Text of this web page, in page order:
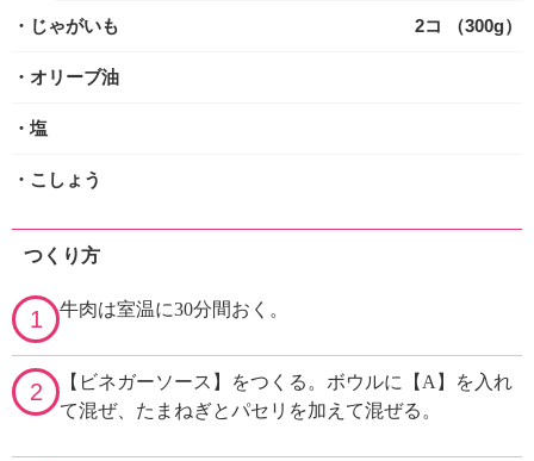
・じゃがいも 2コ （300g）
・オリーブ油
・塩
・こしょう
つくり方
1 牛肉は室温に30分間おく。
2
【ビネガーソース】をつくる。ボウルに【A】を入れ
て混ぜ、たまねぎとパセリを加えて混ぜる。